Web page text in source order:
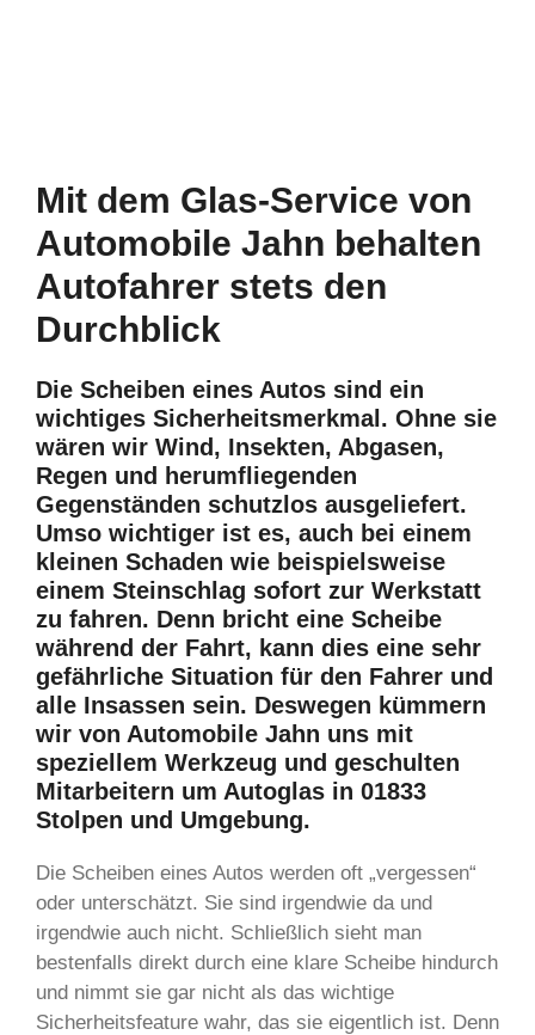
Mit dem Glas-Service von
Automobile Jahn behalten
Autofahrer stets den
Durchblick
Die Scheiben eines Autos sind ein
wichtiges Sicherheitsmerkmal. Ohne sie
wären wir Wind, Insekten, Abgasen,
Regen und herumfliegenden
Gegenständen schutzlos ausgeliefert.
Umso wichtiger ist es, auch bei einem
kleinen Schaden wie beispielsweise
einem Steinschlag sofort zur Werkstatt
zu fahren. Denn bricht eine Scheibe
während der Fahrt, kann dies eine sehr
gefährliche Situation für den Fahrer und
alle Insassen sein. Deswegen kümmern
wir von Automobile Jahn uns mit
speziellem Werkzeug und geschulten
Mitarbeitern um Autoglas in 01833
Stolpen und Umgebung.
Die Scheiben eines Autos werden oft „vergessen“
oder unterschätzt. Sie sind irgendwie da und
irgendwie auch nicht. Schließlich sieht man
bestenfalls direkt durch eine klare Scheibe hindurch
und nimmt sie gar nicht als das wichtige
Sicherheitsfeature wahr, das sie eigentlich ist. Denn